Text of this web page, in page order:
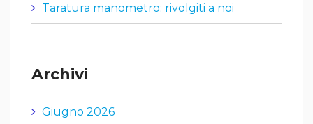
Taratura manometro: rivolgiti a noi
Archivi
Giugno 2026